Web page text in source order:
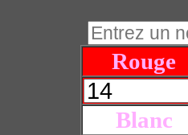
Rouge
Blanc